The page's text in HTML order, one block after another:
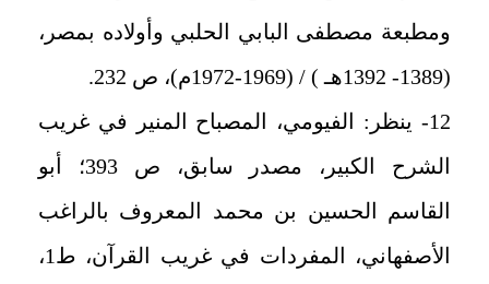
ومطبعة مصطفى البابي الحلبي وأولاده بمصر،
(1389- 1392هـ ) / (1969-1972م)، ص 232.
12- ينظر: الفيومي، المصباح المنير في غريب
الشرح الكبير، مصدر سابق، ص 393؛ أبو
القاسم الحسين بن محمد المعروف بالراغب
الأصفهاني، المفردات في غريب القرآن، ط1،